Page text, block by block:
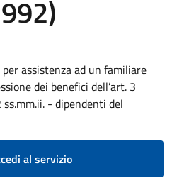
assistenza ad un familiare
dei benefici dell’art. 3
- dipendenti del
al servizio